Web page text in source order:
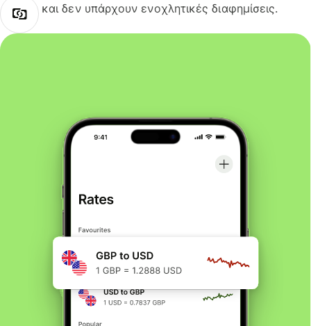
και δεν υπάρχουν ενοχλητικές διαφημίσεις.